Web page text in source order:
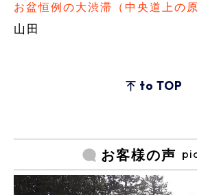
お盆恒例の大渋滞（中央道上の原
山田
to TOP
お客様の声